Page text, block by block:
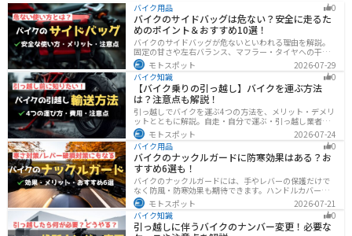
バイク用品 0
バイクのサイドバッグは危ない？安全に走るた
めのポイント＆おすすめ10選！
バイクのサイドバッグが危ないといわれる理由を解説。
固定の甘さや左右バランス、マフラー・タイヤへの干
渉、横幅の変化など安全上の注意点に加え、メリット・
デメリット、容量・素材・防水性を踏まえた選び方、お
すすめのサイドバッグ10選を紹介します。
モトスポット
2026-07-29
バイク知識
0
【バイク乗りの引っ越し】バイクを運ぶ方法
は？注意点も解説！
引っ越しでバイクを運ぶ4つの方法を、メリット・デメリ
ットとともに解説。自走・自分で運ぶ・引っ越し業者・
バイク専門業者の選び方や輸送時の注意点、駐輪場所の
確保、住所変更など必要な手続きも紹介します。
モトスポット
2026-07-24
バイク用品
0
バイクのナックルガードに防寒効果はある？お
すすめ6選も！
バイクのナックルガードには、手やレバーの保護だけで
なく防風・防寒効果も期待できます。ハンドルカバーと
の違いやメリット・デメリット、選び方を解説し、冬の
ツーリングにおすすめの大型ナックルガード6選を価格や
特徴とともに紹介します。
モトスポット
2026-07-21
バイク知識
0
引っ越しに伴うバイクのナンバー変更！必要な